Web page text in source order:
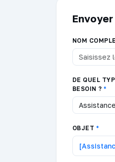
NOM
DE QUEL
BESOIN ?*
OBJET *